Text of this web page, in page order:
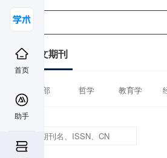
首页
助手
中文期刊
全部 哲学 教育学